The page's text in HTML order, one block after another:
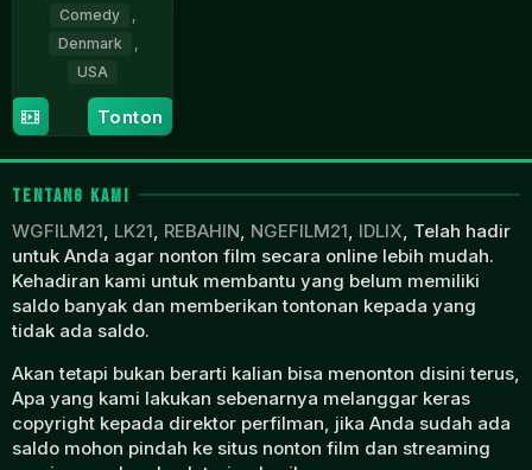
Comedy
Denmark
USA
10
Oct
2023
Ken
Cunningham
Tonton
TENTANG KAMI
WGFILM21, LK21, REBAHIN, NGEFILM21, IDLIX, Telah hadir
untuk Anda agar nonton film secara online lebih mudah.
Kehadiran kami untuk membantu yang belum memiliki
saldo banyak dan memberikan tontonan kepada yang
tidak ada saldo.
Akan tetapi bukan berarti kalian bisa menonton disini terus,
Apa yang kami lakukan sebenarnya melanggar keras
copyright kepada direktor perfilman, jika Anda sudah ada
saldo mohon pindah ke situs nonton film dan streaming